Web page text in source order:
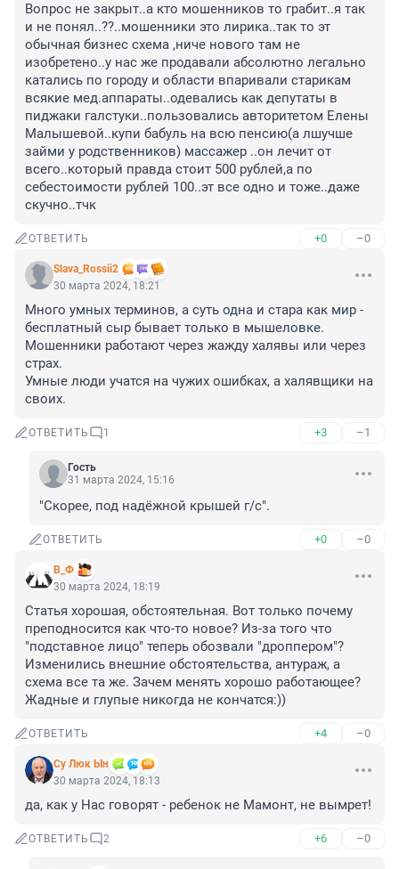
Вопрос не закрыт..а кто мошенников то грабит..я так
и не понял..??..мошенники это лирика..так то эт
обычная бизнес схема ,ниче нового там не
изобретено..у нас же продавали абсолютно легально
катались по городу и области впаривали старикам
всякие мед.аппараты..одевались как депутаты в
пиджаки галстуки..пользовались авторитетом Елены
Малышевой..купи бабуль на всю пенсию(а лшучше
займи у родственников) массажер ..он лечит от
всего..который правда стоит 500 рублей,а по
себестоимости рублей 100..эт все одно и тоже..даже
скучно..тчк
ОТВЕТИТЬ +0 –0
Slava_Rossii2
30 марта 2024, 18:21
Много умных терминов, а суть одна и стара как мир -
бесплатный сыр бывает только в мышеловке.
Мошенники работают через жажду халявы или через
страх.
Умные люди учатся на чужих ошибках, а халявщики на
своих.
ОТВЕТИТЬ 1 +3 –1
Гость
31 марта 2024, 15:16
"Скорее, под надёжной крышей г/с".
ОТВЕТИТЬ +0 –0
В_Ф
30 марта 2024, 18:19
Статья хорошая, обстоятельная. Вот только почему
преподносится как что-то новое? Из-за того что
"подставное лицо" теперь обозвали "дроппером"?
Изменились внешние обстоятельства, антураж, а
схема все та же. Зачем менять хорошо работающее?
Жадные и глупые никогда не кончатся:))
ОТВЕТИТЬ +4 –0
Су Люк Ын
30 марта 2024, 18:13
да, как у Нас говорят - ребенок не Мамонт, не вымрет!
ОТВЕТИТЬ 2 +6 –0